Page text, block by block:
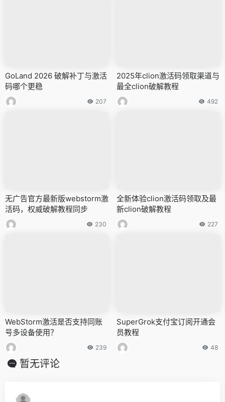
GoLand 2026 破解补丁与激活
码哪个更稳
207
2025年clion激活码领取渠道与
最全clion破解教程
492
无广告官方最新版webstorm激
活码，权威破解教程同步
230
全新体验clion激活码领取及最
新clion破解教程
227
WebStorm激活是否支持同账
号多设备使用？
239
SuperGrok支付宝订阅开通会
员教程
48
暂无评论